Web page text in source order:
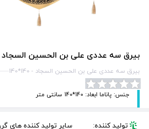
بیرق سه عددی علی بن الحسین السجاد -
بیرق سه عددی علی بن الحسین السجاد - 140*140
جنس: پاناما ابعاد: 140*140 سانتی متر
تولید کننده: سایر تولید کننده های